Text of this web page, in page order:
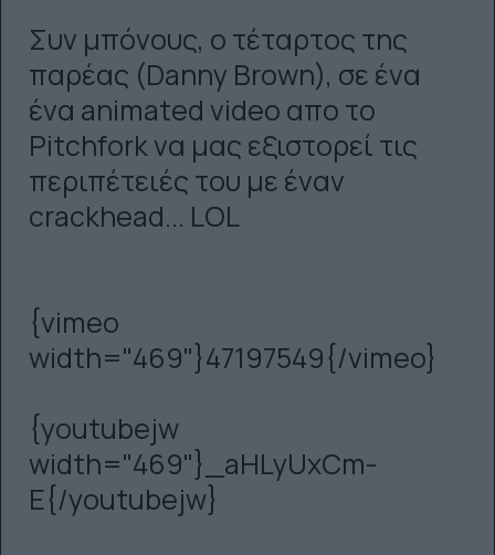
Συν μπόνους, ο τέταρτος της
παρέας (Danny Brown), σε ένα
ένα animated video απο το
Pitchfork να μας εξιστορεί τις
περιπέτειές του με έναν
crackhead... LOL
{vimeo
width="469"}47197549{/vimeo}
{youtubejw
width="469"}_aHLyUxCm-
E{/youtubejw}